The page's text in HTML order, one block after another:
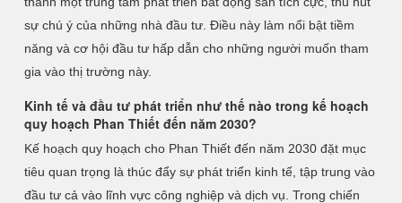
sự chú ý của những nhà đầu tư. Điều này làm nổi bật tiềm
năng và cơ hội đầu tư hấp dẫn cho những người muốn tham
gia vào thị trường này.
Kinh tế và đầu tư phát triển như thế nào trong kế hoạch
quy hoạch Phan Thiết đến năm 2030?
Kế hoạch quy hoạch cho Phan Thiết đến năm 2030 đặt mục
tiêu quan trọng là thúc đẩy sự phát triển kinh tế, tập trung vào
đầu tư cả vào lĩnh vực công nghiệp và dịch vụ. Trong chiến